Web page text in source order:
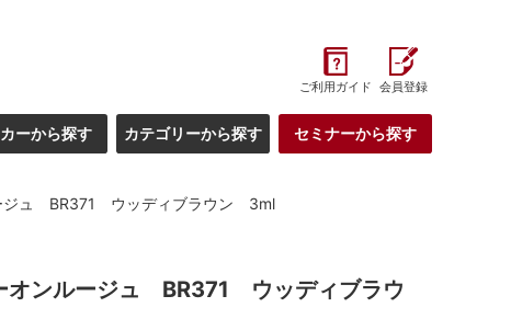
ご利用ガイド 会員登録
ーから探す カテゴリーから探す セミナーから探す
ジュ BR371 ウッディブラウン 3ml
ンルージュ BR371 ウッディブラウ